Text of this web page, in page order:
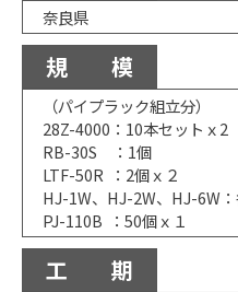
奈良県
規 模
（パイプラック組立分）
28Z-4000：10本セットｘ2
RB-30S ：1個
LTF-50R ：2個ｘ２
HJ-1W、HJ-2W、HJ-6W：
PJ-110B ：50個ｘ１
工 期